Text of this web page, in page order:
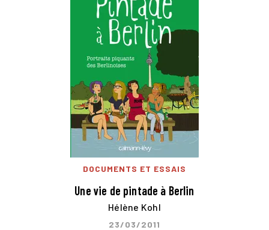
DOCUMENTS ET ESSAIS
Une vie de pintade à Berlin
Hélène Kohl
23/03/2011